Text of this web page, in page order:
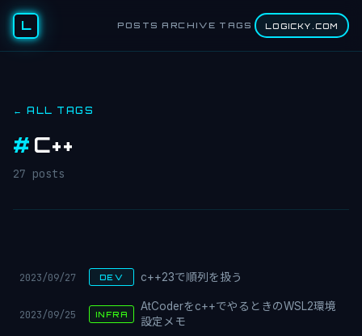
L POSTS ARCHIVE TAGS LOGICKY.COM
← ALL TAGS
# C++
27 posts
2023/09/27 DEV c++23で順列を扱う
2023/09/25 INFRA
AtCoderをc++でやるときのWSL2環境
設定メモ